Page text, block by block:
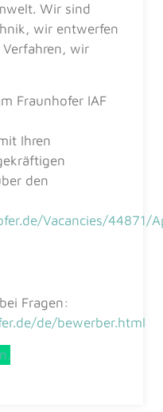
Wir sind
wir entwerfen
wir
Fraunhofer IAF
Ihren
den
Vacancies/44871/
Fragen:
de/bewerber.html